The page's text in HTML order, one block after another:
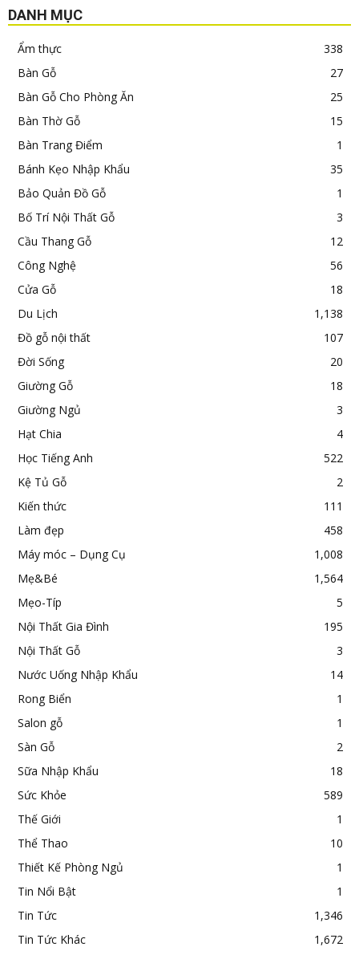
DANH MỤC
Ẩm thực
338
Bàn Gỗ
27
Bàn Gỗ Cho Phòng Ăn
25
Bàn Thờ Gỗ
15
Bàn Trang Điểm
1
Bánh Kẹo Nhập Khẩu
35
Bảo Quản Đồ Gỗ
1
Bố Trí Nội Thất Gỗ
3
Cầu Thang Gỗ
12
Công Nghệ
56
Cửa Gỗ
18
Du Lịch
1,138
Đồ gỗ nội thất
107
Đời Sống
20
Giường Gỗ
18
Giường Ngủ
3
Hạt Chia
4
Học Tiếng Anh
522
Kệ Tủ Gỗ
2
Kiến thức
111
Làm đẹp
458
Máy móc – Dụng Cụ
1,008
Mẹ&Bé
1,564
Mẹo-Típ
5
Nội Thất Gia Đình
195
Nội Thất Gỗ
3
Nước Uống Nhập Khẩu
14
Rong Biển
1
Salon gỗ
1
Sàn Gỗ
2
Sữa Nhập Khẩu
18
Sức Khỏe
589
Thế Giới
1
Thể Thao
10
Thiết Kế Phòng Ngủ
1
Tin Nổi Bật
1
Tin Tức
1,346
Tin Tức Khác
1,672